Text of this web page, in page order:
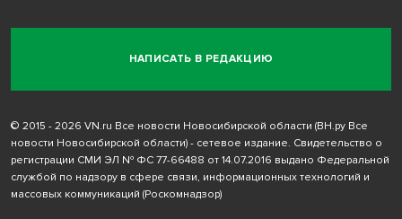
НАПИСАТЬ В РЕДАКЦИЮ
© 2015 - 2026 VN.ru Все новости Новосибирской области (ВН.ру Все
новости Новосибирской области) - сетевое издание. Свидетельство о
регистрации СМИ ЭЛ № ФС 77-66488 от 14.07.2016 выдано Федеральной
службой по надзору в сфере связи, информационных технологий и
массовых коммуникаций (Роскомнадзор)